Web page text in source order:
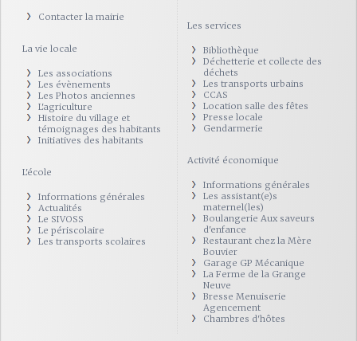
Contacter la mairie
La vie locale
Les associations
Les évènements
Les Photos anciennes
L'agriculture
Histoire du village et
témoignages des habitants
Initiatives des habitants
L'école
Informations générales
Actualités
Le SIVOSS
Le périscolaire
Les transports scolaires
Les services
Bibliothèque
Déchetterie et collecte des
déchets
Les transports urbains
CCAS
Location salle des fêtes
Presse locale
Gendarmerie
Activité économique
Informations générales
Les assistant(e)s
maternel(les)
Boulangerie Aux saveurs
d'enfance
Restaurant chez la Mère
Bouvier
Garage GP Mécanique
La Ferme de la Grange
Neuve
Bresse Menuiserie
Agencement
Chambres d'hôtes